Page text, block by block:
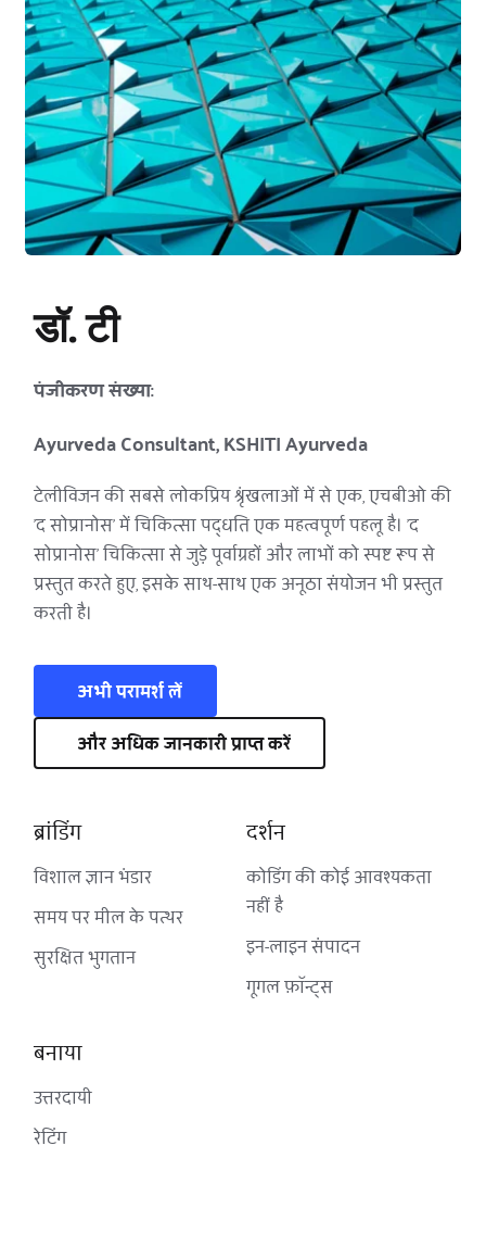
डॉ. टी
पंजीकरण संख्या:
Ayurveda Consultant, KSHITI Ayurveda
टेलीविजन की सबसे लोकप्रिय श्रृंखलाओं में से एक, एचबीओ की
'द सोप्रानोस' में चिकित्सा पद्धति एक महत्वपूर्ण पहलू है। 'द
सोप्रानोस' चिकित्सा से जुड़े पूर्वाग्रहों और लाभों को स्पष्ट रूप से
प्रस्तुत करते हुए, इसके साथ-साथ एक अनूठा संयोजन भी प्रस्तुत
करती है।
अभी परामर्श लें
और अधिक जानकारी प्राप्त करें
ब्रांडिंग
विशाल ज्ञान भंडार
समय पर मील के पत्थर
सुरक्षित भुगतान
दर्शन
कोडिंग की कोई आवश्यकता
नहीं है
इन-लाइन संपादन
गूगल फ़ॉन्ट्स
बनाया
उत्तरदायी
रेटिंग